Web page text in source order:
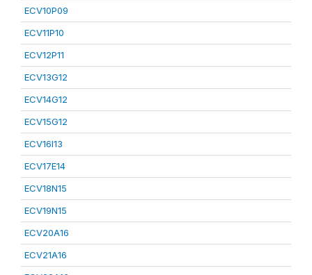
ECV10P09
ECV11P10
ECV12P11
ECV13G12
ECV14G12
ECV15G12
ECV16I13
ECV17E14
ECV18N15
ECV19N15
ECV20A16
ECV21A16